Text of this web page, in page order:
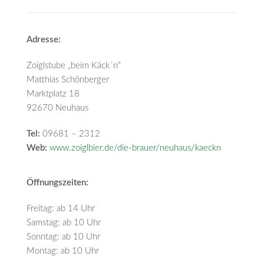
Adresse:
Zoiglstube „beim Käck´n“
Matthias Schönberger
Marktplatz 18
92670 Neuhaus
Tel: 09681 – 2312
Web: www.zoiglbier.de/die-brauer/neuhaus/kaeckn
Öffnungszeiten:
Freitag: ab 14 Uhr
Samstag: ab 10 Uhr
Sonntag: ab 10 Uhr
Montag: ab 10 Uhr